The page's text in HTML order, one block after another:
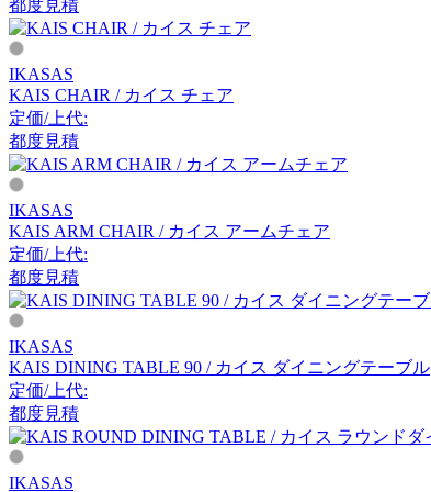
アーメット
ART WORK STUDIO
アートワークスタジオ
artek
アルテック
Artemide
アルテミデ
都度見積
IKASAS
KAIS CHAIR / カイス チェア
定価/上代:
都度見積
IKASAS
KAIS ARM CHAIR / カイス アームチェア
定価/上代:
都度見積
IKASAS
KAIS DINING TABLE 90 / カイス ダイニングテーブル
定価/上代:
都度見積
IKASAS